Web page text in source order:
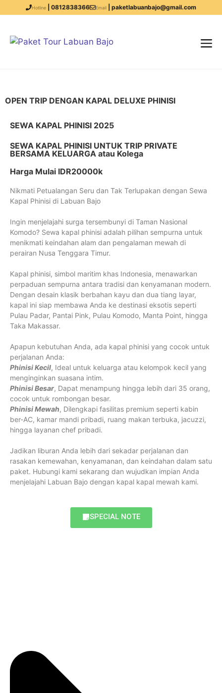
Hotline | 0812838366 Email | paketlabuanbajo@gmail.com
OPEN TRIP DENGAN KAPAL DELUXE PHINISI
SEWA KAPAL PHINISI 2025
SEWA KAPAL PHINISI UNTUK TRIP PRIVATE
BERSAMA KELUARGA atau Kolega
Harga Mulai IDR20000k
Nikmati Petualangan Seru dan Tak Terlupakan dengan Sewa
Kapal Phinisi di Labuan Bajo
Ingin menjelajahi surga tersembunyi di Taman Nasional
Komodo? Sewa kapal phinisi adalah pilihan sempurna untuk
menikmati keindahan alam dan pengalaman mewah di
perairan Nusa Tenggara Timur.
Kapal phinisi, simbol maritim khas Indonesia, menawarkan
perpaduan sempurna antara tradisi dan kenyamanan modern.
Dengan desain klasik berbahan kayu dan dua tiang layar,
kapal ini siap membawa Anda ke destinasi eksotis seperti
Pulau Padar, Pantai Pink, Pulau Komodo, Manta Point, hingga
Taka Makassar.
Apapun kebutuhan Anda, ada kapal phinisi yang cocok untuk
perjalanan Anda:
Phinisi Kecil, Ideal untuk keluarga atau kelompok kecil yang
menginginkan suasana intim.
Phinisi Besar, Dapat menampung hingga lebih dari 35 orang,
cocok untuk rombongan besar.
Phinisi Mewah, Dilengkapi fasilitas premium seperti kabin
ber-AC, kamar mandi pribadi, ruang makan terbuka, jacuzzi,
hingga layanan chef pribadi.
Jadikan liburan Anda lebih dari sekadar perjalanan dan
rasakan kemewahan, kenyamanan, dan keindahan dalam satu
paket. Hubungi kami sekarang dan wujudkan impian Anda
menjelajahi Labuan Bajo dengan kapal kapal mewah kami.
SPECIAL NOTE